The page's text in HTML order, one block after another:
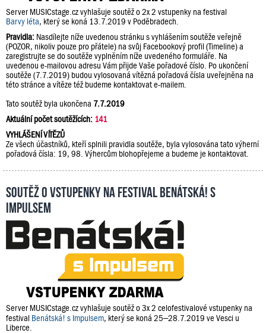
Server MUSICstage.cz vyhlašuje soutěž o 2x 2 vstupenky na festival
Barvy léta, který se koná 13.7.2019 v Poděbradech.
Pravidla: Nasdílejte níže uvedenou stránku s vyhlášením soutěže veřejně
(POZOR, nikoliv pouze pro přátele) na svůj Facebookový profil (Timeline) a
zaregistrujte se do soutěže vyplněním níže uvedeného formuláře. Na
uvedenou e-mailovou adresu Vám přijde Vaše pořadové číslo. Po ukončení
soutěže (7.7.2019) budou vylosovaná vítězná pořadová čísla uveřejněna na
této stránce a vítěze též budeme kontaktovat e-mailem.
Tato soutěž byla ukončena 7.7.2019
Aktuální počet soutěžících: 141
VYHLÁŠENÍ VÍTĚZŮ
Ze všech účastníků, kteří splnili pravidla soutěže, byla vylosována tato výherní
pořadová čísla: 19, 98. Výhercům blohopřejeme a budeme je kontaktovat.
Soutěž o vstupenky na festival Benátská! s
Impulsem
Server MUSICstage.cz vyhlašuje soutěž o 3x 2 celofestivalové vstupenky na
festival Benátská! s Impulsem, který se koná 25–28.7.2019 ve Vesci u
Liberce.